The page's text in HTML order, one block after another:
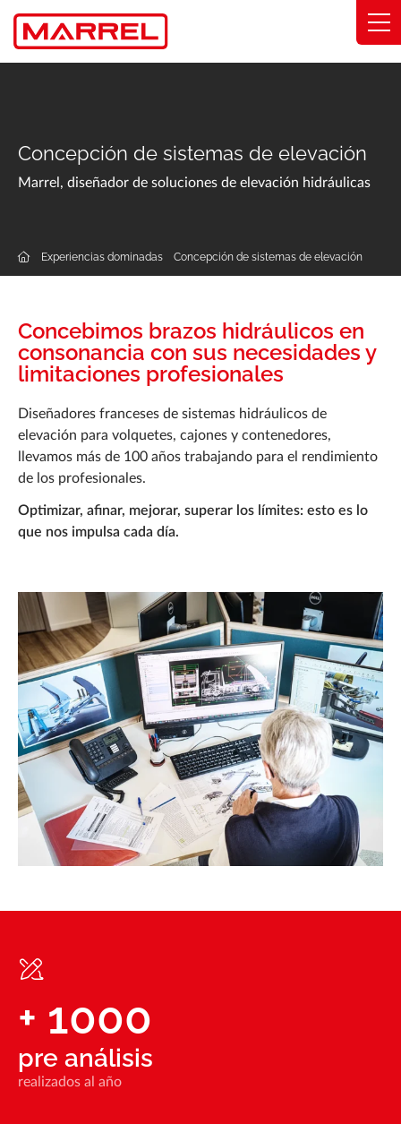
Panel de gestión de cookies
Concepción de sistemas de elevación
Marrel, diseñador de soluciones de elevación hidráulicas
Experiencias dominadas Concepción de sistemas de elevación
Concebimos brazos hidráulicos en
consonancia con sus necesidades y
limitaciones profesionales
Diseñadores franceses de sistemas hidráulicos de
elevación para volquetes, cajones y contenedores,
llevamos más de 100 años trabajando para el rendimiento
de los profesionales.
Optimizar, afinar, mejorar, superar los límites: esto es lo
que nos impulsa cada día.
+ 1000
pre análisis
realizados al año
Segmentos
Quiénes somos
Catálogo
Noticias
Preguntas frecuentes
Contacto